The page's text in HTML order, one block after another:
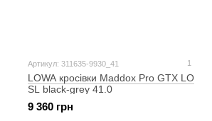
Артикул: 311635-9930_41 1
LOWA кросівки Maddox Pro GTX LO
SL black-grey 41.0
9 360 грн